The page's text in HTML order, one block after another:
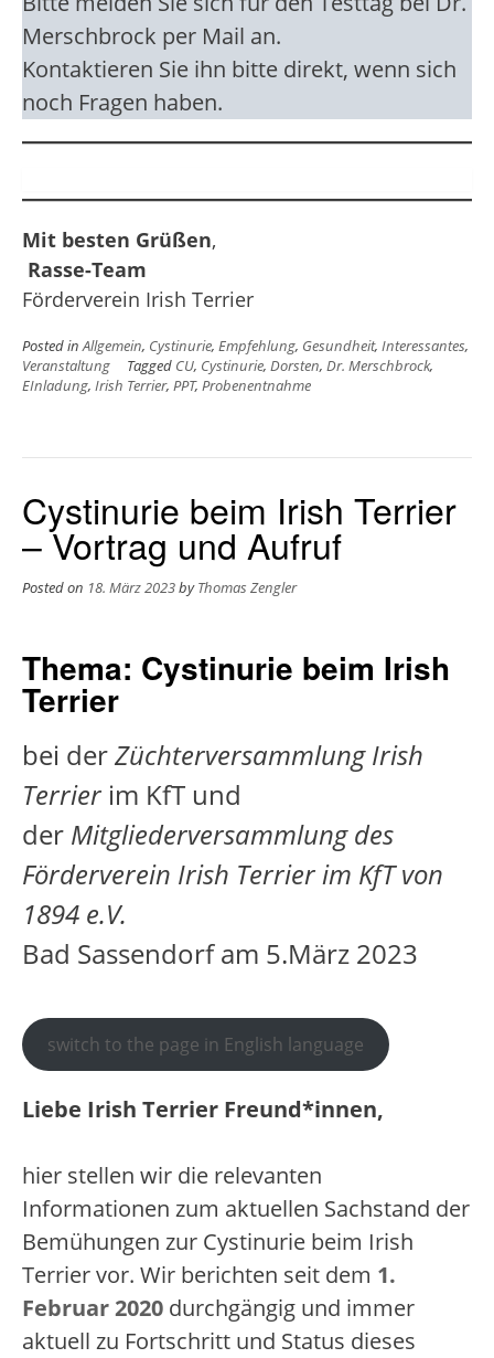
Merschbrock per Mail an.
Kontaktieren Sie ihn bitte direkt, wenn sich
noch Fragen haben.
Mit besten Grüßen,
Rasse-Team
Förderverein Irish Terrier
Posted inAllgemein, Cystinurie, Empfehlung, Gesundheit, Interessantes,
Veranstaltung
Tagged CU, Cystinurie, Dorsten, Dr. Merschbrock,
EInladung, Irish Terrier, PPT, Probenentnahme
Cystinurie beim Irish Terrier
– Vortrag und Aufruf
Posted on 18. März 2023byThomas Zengler
Thema: Cystinurie beim Irish
Terrier
bei derZüchterversammlung Irish
Terrier im KfT und
der Mitgliederversammlung des
Förderverein Irish Terrier im KfT von
1894 e.V.
Bad Sassendorf am 5.März 2023
switch to the page in English language
Liebe Irish Terrier Freund*innen,
hier stellen wir die relevanten
Informationen zum aktuellen Sachstand der
Bemühungen zur Cystinurie beim Irish
Terrier vor. Wir berichten seit dem 1.
Februar 2020 durchgängig und immer
aktuell zu Fortschritt und Status dieses